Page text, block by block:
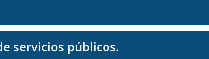
servicios públicos.